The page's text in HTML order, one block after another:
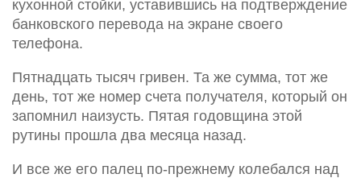
кухонной стойки, уставившись на подтверждение
банковского перевода на экране своего
телефона.
Пятнадцать тысяч гривен. Та же сумма, тот же
день, тот же номер счета получателя, который он
запомнил наизусть. Пятая годовщина этой
рутины прошла два месяца назад.
И все же его палец по-прежнему колебался над